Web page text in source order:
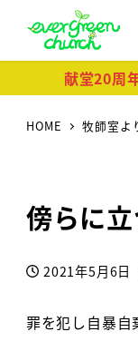
献堂20周
HOME 牧師室よ
傍らに
投稿日
2021年5月6日
罪を犯し自暴自